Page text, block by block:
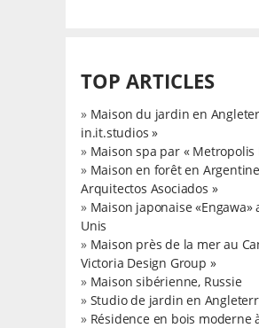
TOP ARTICLES
» Maison du jardin en
in.it.studios »
» Maison spa par « Metropolis
» Maison en forêt en
Arquitectos Asociados »
» Maison japonaise «Engawa»
Unis
» Maison près de la mer au
Victoria Design Group »
» Maison sibérienne, Russie
» Studio de jardin en
» Résidence en bois moderne